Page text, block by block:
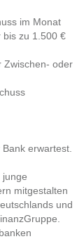
im Monat
bis zu 1.500 €
Zwischen- oder
erwartest.
junge
mitgestalten
und